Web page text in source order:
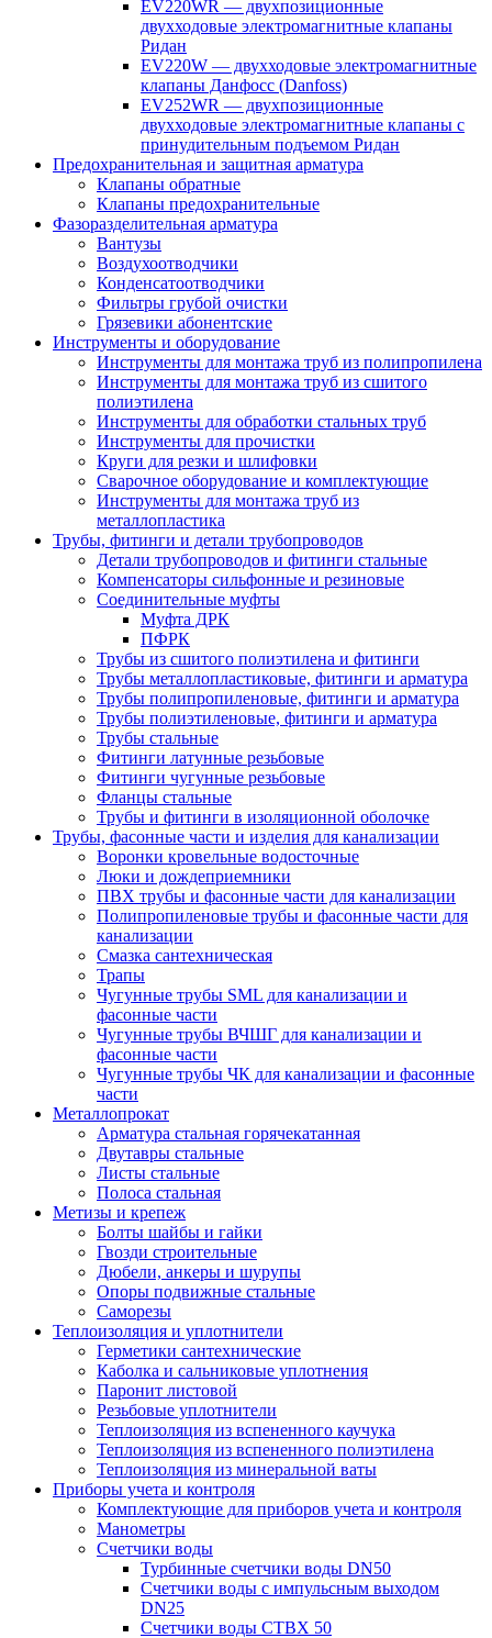
EV220WR — двухпозиционные
двухходовые электромагнитные клапаны
Ридан
EV220W — двухходовые электромагнитные
клапаны Данфосс (Danfoss)
EV252WR — двухпозиционные
двухходовые электромагнитные клапаны с
принудительным подъемом Ридан
Предохранительная и защитная арматура
Клапаны обратные
Клапаны предохранительные
Фазоразделительная арматура
Вантузы
Воздухоотводчики
Конденсатоотводчики
Фильтры грубой очистки
Грязевики абонентские
Инструменты и оборудование
Инструменты для монтажа труб из полипропилена
Инструменты для монтажа труб из сшитого
полиэтилена
Инструменты для обработки стальных труб
Инструменты для прочистки
Круги для резки и шлифовки
Сварочное оборудование и комплектующие
Инструменты для монтажа труб из
металлопластика
Трубы, фитинги и детали трубопроводов
Детали трубопроводов и фитинги стальные
Компенсаторы сильфонные и резиновые
Соединительные муфты
Муфта ДРК
ПФРК
Трубы из сшитого полиэтилена и фитинги
Трубы металлопластиковые, фитинги и арматура
Трубы полипропиленовые, фитинги и арматура
Трубы полиэтиленовые, фитинги и арматура
Трубы стальные
Фитинги латунные резьбовые
Фитинги чугунные резьбовые
Фланцы стальные
Трубы и фитинги в изоляционной оболочке
Трубы, фасонные части и изделия для канализации
Воронки кровельные водосточные
Люки и дождеприемники
ПВХ трубы и фасонные части для канализации
Полипропиленовые трубы и фасонные части для
канализации
Смазка сантехническая
Трапы
Чугунные трубы SML для канализации и
фасонные части
Чугунные трубы ВЧШГ для канализации и
фасонные части
Чугунные трубы ЧК для канализации и фасонные
части
Металлопрокат
Арматура стальная горячекатанная
Двутавры стальные
Листы стальные
Полоса стальная
Метизы и крепеж
Болты шайбы и гайки
Гвозди строительные
Дюбели, анкеры и шурупы
Опоры подвижные стальные
Саморезы
Теплоизоляция и уплотнители
Герметики сантехнические
Каболка и сальниковые уплотнения
Паронит листовой
Резьбовые уплотнители
Теплоизоляция из вспененного каучука
Теплоизоляция из вспененного полиэтилена
Теплоизоляция из минеральной ваты
Приборы учета и контроля
Комплектующие для приборов учета и контроля
Манометры
Счетчики воды
Турбинные счетчики воды DN50
Счетчики воды с импульсным выходом
DN25
Счетчики воды СТВХ 50